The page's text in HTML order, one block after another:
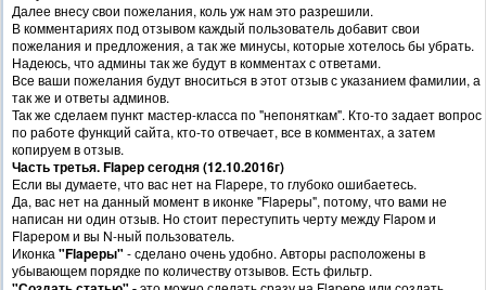
Далее внесу свои пожелания, коль уж нам это разрешили.
В комментариях под отзывом каждый пользователь добавит свои
пожелания и предложения, а так же минусы, которые хотелось бы убрать.
Надеюсь, что админы так же будут в комментах с ответами.
Все ваши пожелания будут вноситься в этот отзыв с указанием фамилии, а
так же и ответы админов.
Так же сделаем пункт мастер-класса по "непоняткам". Кто-то задает вопрос
по работе функций сайта, кто-то отвечает, все в комментах, а затем
копируем в отзыв.
Часть третья. Flapер сегодня (12.10.2016г)
Если вы думаете, что вас нет на Flapере, то глубоко ошибаетесь.
Да, вас нет на данный момент в иконке "Flapеры", потому, что вами не
написан ни один отзыв. Но стоит переступить черту между Flapом и
Flapером и вы N-ный пользователь.
Иконка "Flapеры" - сделано очень удобно. Авторы расположены в
убывающем порядке по количеству отзывов. Есть фильтр.